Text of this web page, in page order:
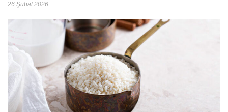
26 Şubat 2026